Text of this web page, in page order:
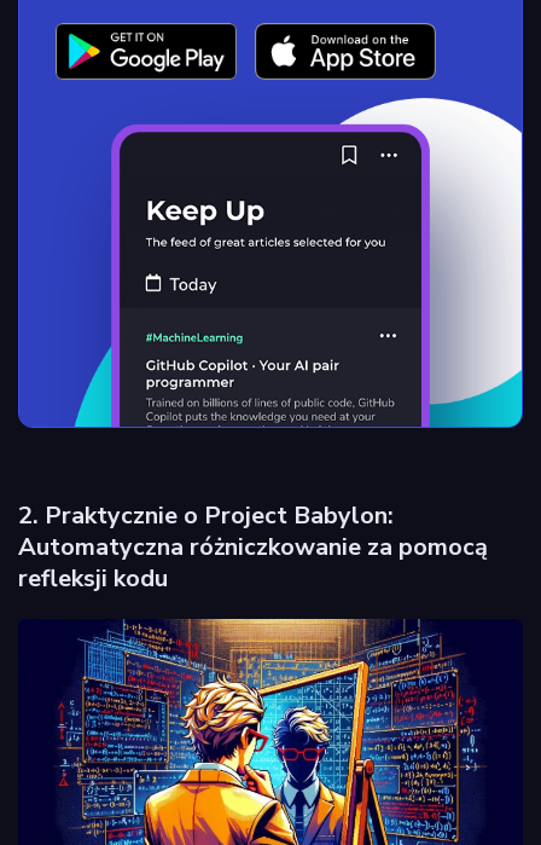
2. Praktycznie o Project Babylon:
Automatyczna różniczkowanie za pomocą
refleksji kodu